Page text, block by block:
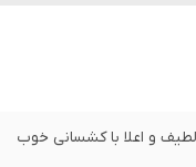
و اعلا با کشسانی خوب